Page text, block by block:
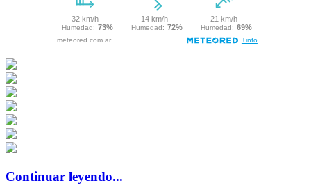
Continuar leyendo...